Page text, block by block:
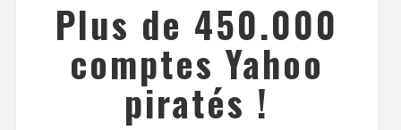
Plus de 450.000
comptes Yahoo
piratés !